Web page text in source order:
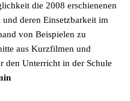
die 2008 erschienenen
deren Einsetzbarkeit im
von Beispielen zu
aus Kurzfilmen und
den Unterricht in der Schule